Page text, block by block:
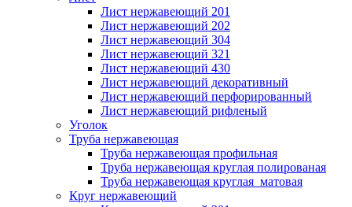
Лист нержавеющий 201
Лист нержавеющий 202
Лист нержавеющий 304
Лист нержавеющий 321
Лист нержавеющий 430
Лист нержавеющий декоративный
Лист нержавеющий перфорированный
Лист нержавеющий рифленый
Уголок
Труба нержавеющая
Труба нержавеющая профильная
Труба нержавеющая круглая полированая
Труба нержавеющая круглая матовая
Круг нержавеющий